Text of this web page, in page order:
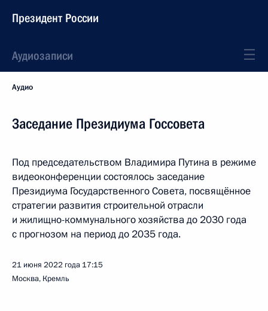
Президент России
Аудиозаписи
Аудио
Заседание Президиума Госсовета
Под председательством Владимира Путина в режиме
видеоконференции состоялось заседание
Президиума Государственного Совета, посвящённое
стратегии развития строительной отрасли
и жилищно-коммунального хозяйства до 2030 года
с прогнозом на период до 2035 года.
21 июня 2022 года 17:15
Москва, Кремль